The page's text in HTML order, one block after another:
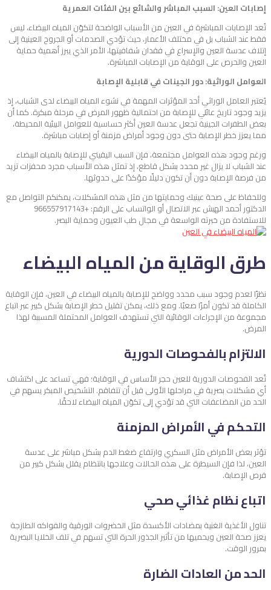
إصابات العين: السبب المباشر والشائع بين الفئات العمرية
تُعد الإصابات المباشرة في العين من الأسباب الواضحة لتكوّن المياه البيضاء، ليس
فقط عند الشباب بل في مختلف الأعمار، حيث تؤدي الصدمات أو الجروح العينية إلى
إتلاف عدسة العين والإسراع في فقدان شفافيتها، الأمر الذي يبرز أهمية حماية
العين والحرص على الوقاية من الإصابات المباشرة.
العوامل الوراثية: دور الجينات في قابلية الإصابة
يُعتبر العامل الوراثي أحد المؤثرات المهمة في نشوء المياه البيضاء لدى الشباب، إذ
يزيد وجود تاريخ عائلي للإصابة من احتمالية ظهور المرض في مرحلة مبكرة. كما أن
بعض الطفرات الجينية تجعل عدسة العين أكثر حساسية للعوامل البيئية المحيطة،
مما يعزز خطر الإصابة حتى دون وجود أمراض مزمنة أو إصابات مباشرة.
ورغم وجود هذه العوامل مجتمعة، فإن السبب اليقيني للإصابة بالمياه البيضاء
عند الشباب لا يزال غير محدد بشكل قاطع، إذ تمثل هذه الأسباب مجرد محفزات تزيد
من فرصة الإصابة دون أن تكون دليلًا مؤكدًا على حدوثها.
وللحفاظ على صحة عينيك وحمايتها من مثل هذه المشكلات، يمكنكم التواصل مع
الدكتور أحمد الهبش عبر الاتصال أو الواتساب على الرقم: +966557917143
للاستفادة من خبرته الواسعة في مجال طب العيون وحماية البصر.
طرق الوقاية من المياه البيضاء
نظرًا لعدم وجود سبب محدد وواضح للإصابة بالمياه البيضاء في العين، فإن الوقاية
الكاملة قد تكون أمرًا صعبًا. ومع ذلك، يمكن تقليل خطر الإصابة بشكل كبير عبر اتباع
مجموعة من الإجراءات الوقائية التي تستهدف العوامل المحتملة المسببة لهذا
المرض.
الالتزام بالفحوصات الدورية
تُعد الفحوصات الدورية للعين حجر الأساس في الوقاية؛ فهي تساعد على اكتشاف
أي مشكلات بصرية في مراحلها الأولى قبل أن تتفاقم. التشخيص المبكر يسهم في
الحد من المضاعفات التي قد تؤدي إلى تكوّن المياه البيضاء لاحقًا.
التحكم في الأمراض المزمنة
تؤثر بعض الأمراض مثل السكري وارتفاع ضغط الدم بشكل مباشر على عدسة
العين، لذا فإن السيطرة على هذه الحالات وعلاجها بانتظام يقلل بشكل كبير من
فرص الإصابة.
اتباع نظام غذائي صحي
تناول الأغذية الغنية بمضادات الأكسدة مثل الخضروات الورقية والفواكه الطازجة
يعزز صحة العين ويحميها من تأثير الجذور الحرة التي تسهم في تلف الخلايا البصرية
بمرور الوقت.
الحد من العادات الضارة